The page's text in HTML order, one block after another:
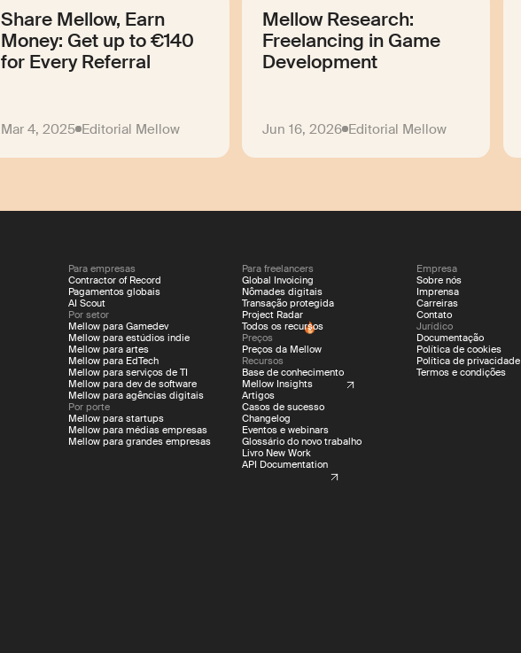
Share Mellow, Earn
Money: Get up to €140
for Every Referral
Mar 4, 2025 Editorial Mellow
Mellow Research:
Freelancing in Game
Development
Jun 16, 2026 Editorial Mellow
Para empresas
Contractor of Record
Pagamentos globais
AI Scout
Por setor
Mellow para Gamedev
Mellow para estúdios indie
Mellow para artes
Mellow para EdTech
Mellow para serviços de TI
Mellow para dev de software
Mellow para agências digitais
Por porte
Mellow para startups
Mellow para médias empresas
Mellow para grandes empresas
Para freelancers
Global Invoicing
Nômades digitais
Transação protegida
Project Radar
Todos os recursos
Preços
Preços da Mellow
Recursos
Base de conhecimento
Mellow Insights
Artigos
Casos de sucesso
Changelog
Eventos e webinars
Glossário do novo trabalho
Livro New Work
API Documentation
Empresa
Sobre nós
Imprensa
Carreiras
Contato
Jurídico
Documentação
Política de cookies
Política de privacidade
Termos e condições